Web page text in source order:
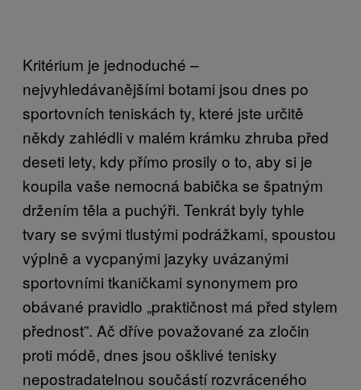
Kritérium je jednoduché –
nejvyhledávanějšími botami jsou dnes po
sportovních teniskách ty, které jste určitě
někdy zahlédli v malém krámku zhruba před
deseti lety, kdy přímo prosily o to, aby si je
koupila vaše nemocná babička se špatným
držením těla a puchýři. Tenkrát byly tyhle
tvary se svými tlustými podrážkami, spoustou
výplně a vycpanými jazyky uvázanými
sportovními tkaničkami synonymem pro
obávané pravidlo „praktičnost má před stylem
přednost”. Ač dříve považované za zločin
proti módě, dnes jsou ošklivé tenisky
nepostradatelnou součástí rozvráceného